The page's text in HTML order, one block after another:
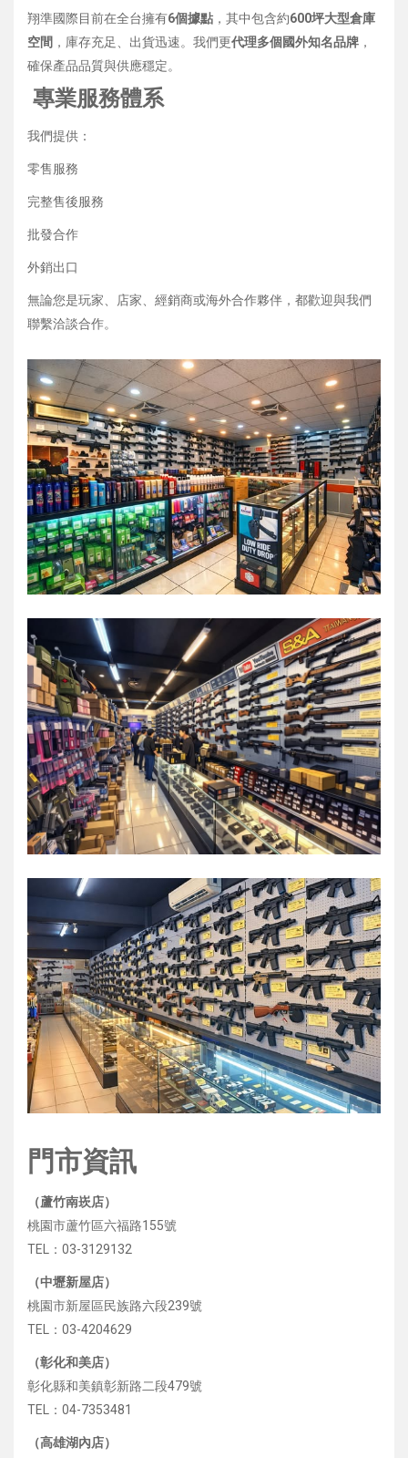
翔準國際目前在全台擁有6個據點 ，其中包含約600坪大型倉庫
空間 ，庫存充足、出貨迅速。我們更代理多個國外知名品牌 ，
確保產品品質與供應穩定。
專業服務體系
我們提供：
零售服務
完整售後服務
批發合作
外銷出口
無論您是玩家、店家、經銷商或海外合作夥伴，都歡迎與我們
聯繫洽談合作。
門市資訊
（蘆竹南崁店）
桃園市蘆竹區六福路155號
TEL：03-3129132
（中壢新屋店）
桃園市新屋區民族路六段239號
TEL：03-4204629
（彰化和美店）
彰化縣和美鎮彰新路二段479號
TEL：04-7353481
（高雄湖內店）